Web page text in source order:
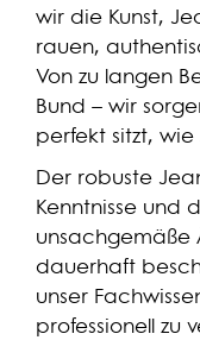
wir die Kunst,
rauen,
Von zu langen
Bund – wir
perfekt sitzt, wie
Der robuste
Kenntnisse und
unsachgemäße
dauerhaft
unser
professionell zu